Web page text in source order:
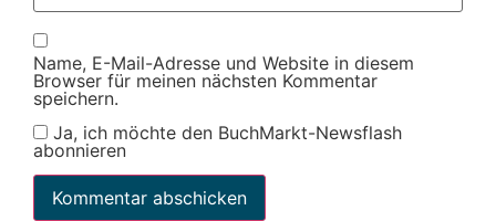
Name, E-Mail-Adresse und Website in diesem
Browser für meinen nächsten Kommentar
speichern.
Ja, ich möchte den BuchMarkt-Newsflash
abonnieren